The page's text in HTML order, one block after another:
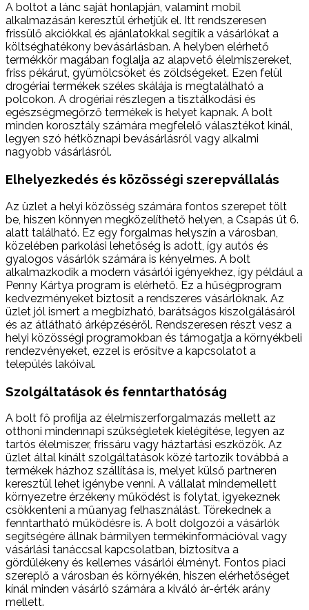
A boltot a lánc saját honlapján, valamint mobil
alkalmazásán keresztül érhetjük el. Itt rendszeresen
frissülő akciókkal és ajánlatokkal segítik a vásárlókat a
költséghatékony bevásárlásban. A helyben elérhető
termékkör magában foglalja az alapvető élelmiszereket,
friss pékárut, gyümölcsöket és zöldségeket. Ezen felül
drogériai termékek széles skálája is megtalálható a
polcokon. A drogériai részlegen a tisztálkodási és
egészségmegőrző termékek is helyet kapnak. A bolt
minden korosztály számára megfelelő választékot kínál,
legyen szó hétköznapi bevásárlásról vagy alkalmi
nagyobb vásárlásról.
Elhelyezkedés és közösségi szerepvállalás
Az üzlet a helyi közösség számára fontos szerepet tölt
be, hiszen könnyen megközelíthető helyen, a Csapás út 6.
alatt található. Ez egy forgalmas helyszín a városban,
közelében parkolási lehetőség is adott, így autós és
gyalogos vásárlók számára is kényelmes. A bolt
alkalmazkodik a modern vásárlói igényekhez, így például a
Penny Kártya program is elérhető. Ez a hűségprogram
kedvezményeket biztosít a rendszeres vásárlóknak. Az
üzlet jól ismert a megbízható, barátságos kiszolgálásáról
és az átlátható árképzéséről. Rendszeresen részt vesz a
helyi közösségi programokban és támogatja a környékbeli
rendezvényeket, ezzel is erősítve a kapcsolatot a
település lakóival.
Szolgáltatások és fenntarthatóság
A bolt fő profilja az élelmiszerforgalmazás mellett az
otthoni mindennapi szükségletek kielégítése, legyen az
tartós élelmiszer, frissáru vagy háztartási eszközök. Az
üzlet által kínált szolgáltatások közé tartozik továbbá a
termékek házhoz szállítása is, melyet külső partneren
keresztül lehet igénybe venni. A vállalat mindemellett
környezetre érzékeny működést is folytat, igyekeznek
csökkenteni a műanyag felhasználást. Törekednek a
fenntartható működésre is. A bolt dolgozói a vásárlók
segítségére állnak bármilyen termékinformációval vagy
vásárlási tanáccsal kapcsolatban, biztosítva a
gördülékeny és kellemes vásárlói élményt. Fontos piaci
szereplő a városban és környékén, hiszen elérhetőséget
kínál minden vásárló számára a kiváló ár-érték arány
mellett.